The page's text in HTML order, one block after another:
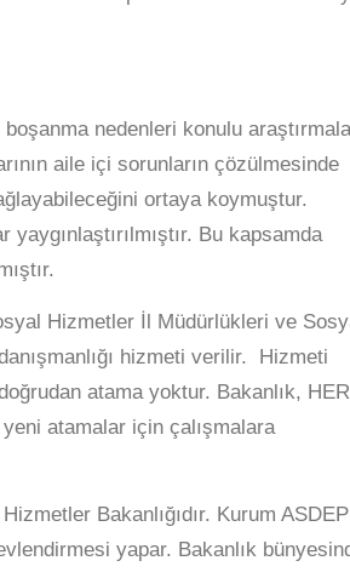
nedenleri konulu
aile içi sorunların çözülmesinde
ortaya koymuştur.
Bu kapsamda
Hizmetler İl Müdürlükleri ve
hizmeti verilir. Hizmeti
atama yoktur. Bakanlık, HER
atamalar için çalışmalara
Bakanlığıdır. Kurum ASDEP
yapar. Bakanlık